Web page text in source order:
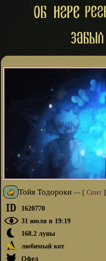
Тойя Тодороки— [ Спит]
1620770
31 июля в 19:19
168.2 луны
любимый кот
Офел